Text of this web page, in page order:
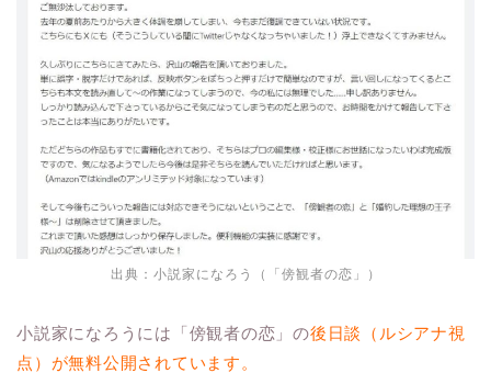
出典：小説家になろう（「傍観者の恋」）
小説家になろうには「傍観者の恋」の後日談（ルシアナ視
点）が無料公開されています。